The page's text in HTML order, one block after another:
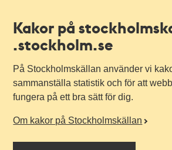
Kakor på
.stockholm.se
På Stockholmskällan använder vi
sammanställa statistik och för att
fungera på ett bra sätt för dig.
Om kakor på Stockholmskällan